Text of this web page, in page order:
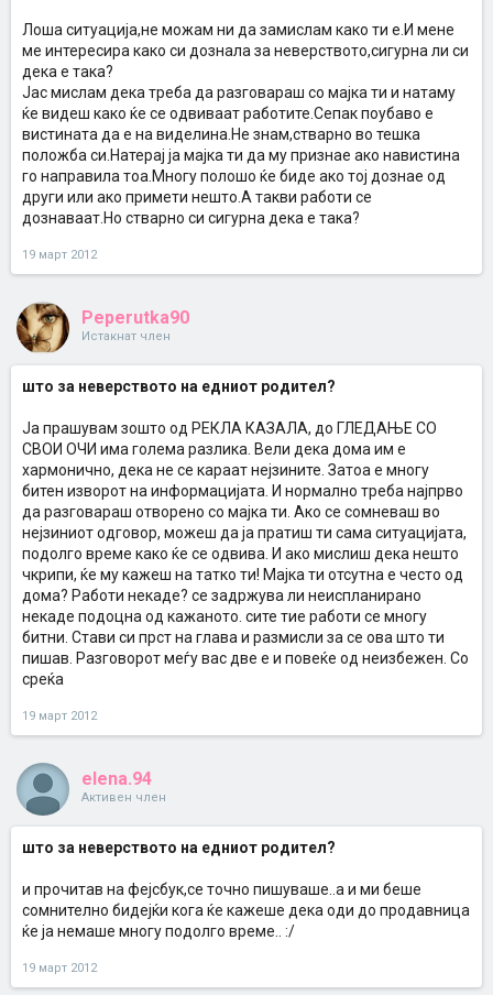
Лоша ситуација,не можам ни да замислам како ти е.И мене
ме интересира како си дознала за неверството,сигурна ли си
дека е така?
Јас мислам дека треба да разговараш со мајка ти и натаму
ќе видеш како ќе се одвиваат работите.Сепак поубаво е
вистината да е на виделина.Не знам,стварно во тешка
положба си.Натерај ја мајка ти да му признае ако навистина
го направила тоа.Многу полошо ќе биде ако тој дознае од
други или ако примети нешто.А такви работи се
дознаваат.Но стварно си сигурна дека е така?
19 март 2012
Peperutka90
Истакнат член
што за неверството на едниот родител?
Ја прашувам зошто од РЕКЛА КАЗАЛА, до ГЛЕДАЊЕ СО
СВОИ ОЧИ има голема разлика. Вели дека дома им е
хармонично, дека не се караат нејзините. Затоа е многу
битен изворот на информацијата. И нормално треба најпрво
да разговараш отворено со мајка ти. Ако се сомневаш во
нејзиниот одговор, можеш да ја пратиш ти сама ситуацијата,
подолго време како ќе се одвива. И ако мислиш дека нешто
чкрипи, ќе му кажеш на татко ти! Мајка ти отсутна е често од
дома? Работи некаде? се задржува ли неиспланирано
некаде подоцна од кажаното. сите тие работи се многу
битни. Стави си прст на глава и размисли за се ова што ти
пишав. Разговорот меѓу вас две е и повеќе од неизбежен. Со
среќа
19 март 2012
elena.94
Активен член
што за неверството на едниот родител?
и прочитав на фејсбук,се точно пишуваше..а и ми беше
сомнително бидејќи кога ќе кажеше дека оди до продавница
ќе ја немаше многу подолго време.. :/
19 март 2012